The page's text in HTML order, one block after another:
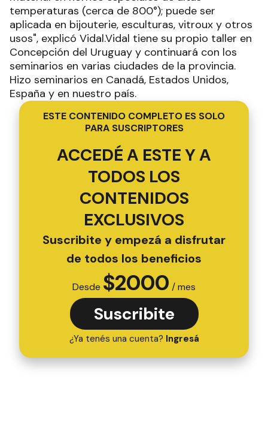
temperaturas (cerca de 800°); puede ser
aplicada en bijouterie, esculturas, vitroux y otros
usos", explicó Vidal.Vidal tiene su propio taller en
Concepción del Uruguay y continuará con los
seminarios en varias ciudades de la provincia.
Hizo seminarios en Canadá, Estados Unidos,
España y en nuestro país.
ESTE CONTENIDO COMPLETO ES SOLO
PARA SUSCRIPTORES
ACCEDÉ A ESTE Y A
TODOS LOS
CONTENIDOS
EXCLUSIVOS
Suscribite y empezá a disfrutar
de todos los beneficios
Desde $2000 / mes
Suscribite
¿Ya tenés una cuenta? Ingresá